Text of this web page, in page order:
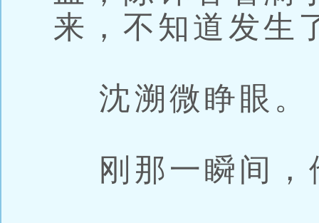
来，不知道发生
沈溯微睁眼。
刚那一瞬间，